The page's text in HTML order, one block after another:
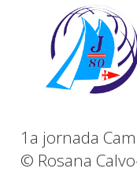
1a jornada
© Rosana